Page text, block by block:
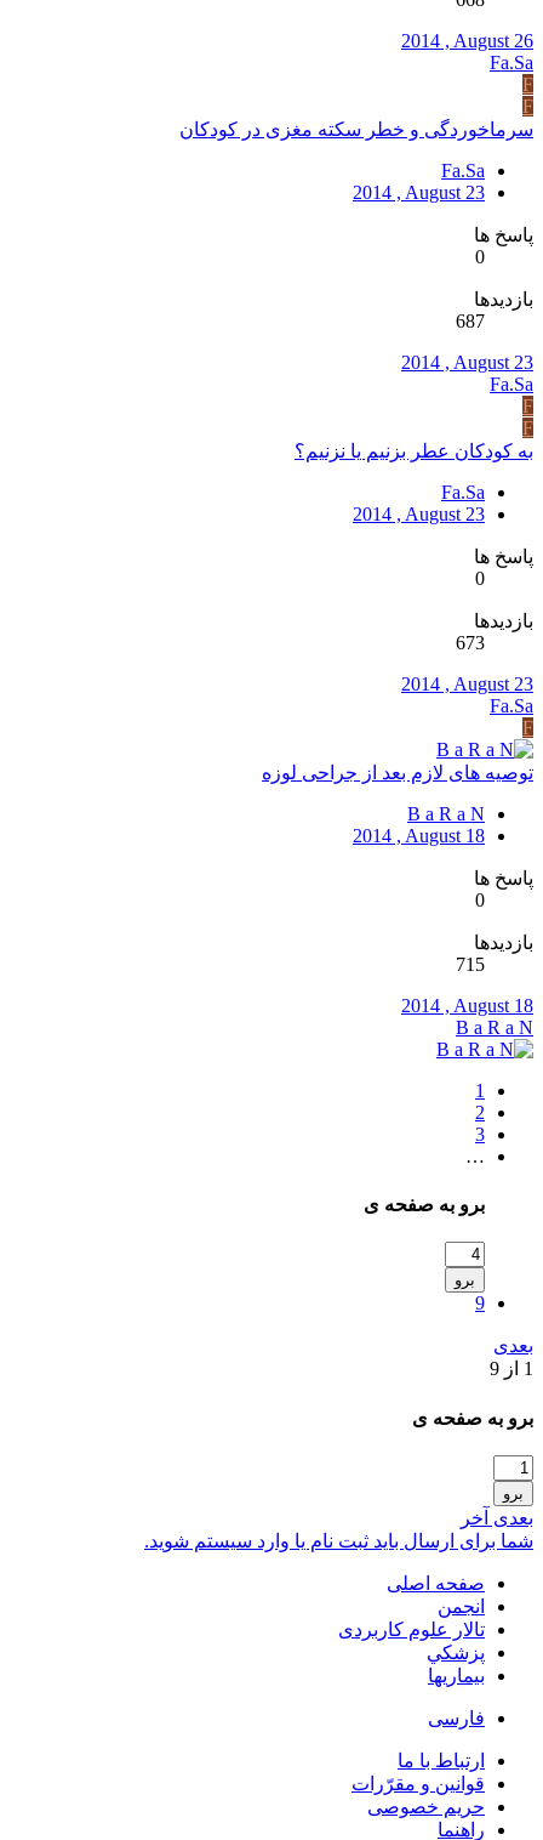
2014 , August 26
Fa.Sa
F
F
سرماخوردگی و خطر سکته مغزی در کودکان
Fa.Sa
2014 , August 23
پاسخ ها
0
بازدیدها
687
2014 , August 23
Fa.Sa
F
F
به کودکان عطر بزنیم یا نزنیم؟
Fa.Sa
2014 , August 23
پاسخ ها
0
بازدیدها
673
2014 , August 23
Fa.Sa
F
توصیه های لازم بعد از جراحی لوزه
B a R a N
2014 , August 18
پاسخ ها
0
بازدیدها
715
2014 , August 18
B a R a N
1
2
3
…
برو به صفحه ی
برو
9
بعدی
1 از 9
برو به صفحه ی
برو
بعدی آخر
شما برای ارسال باید ثبت نام یا وارد سیستم شوید.
صفحه اصلی
انجمن
تالار علوم كاربردی
پزشكي
بیماریها
فارسی
ارتباط با ما
قوانین و مقرّرات
حریم خصوصی
راهنما